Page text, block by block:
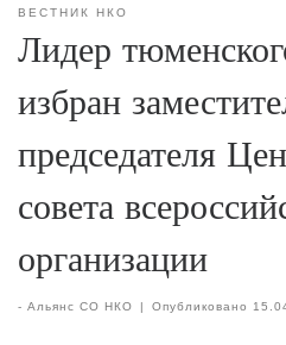
ВЕСТНИК НКО
Лидер
избран
председателя
совета
организации
- Альянс СО НКО | Опубликовано